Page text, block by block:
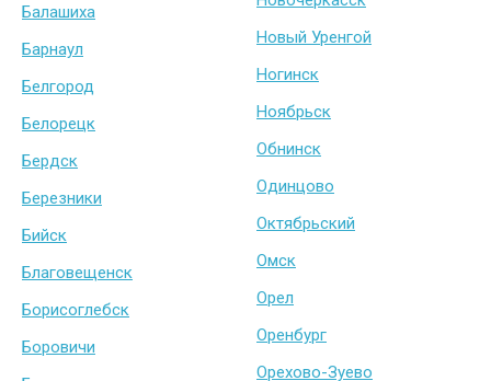
Балашиха
Барнаул
Белгород
Белорецк
Бердск
Березники
Бийск
Благовещенск
Борисоглебск
Боровичи
Новый Уренгой
Ногинск
Ноябрьск
Обнинск
Одинцово
Октябрьский
Омск
Орел
Оренбург
Орехово-Зуево